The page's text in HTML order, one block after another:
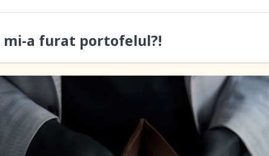
mi-a furat portofelul?!